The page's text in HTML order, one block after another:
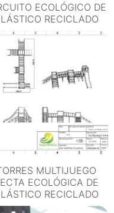
ECOLÓGICO DE
RECICLADO
MULTIJUEGO
ECOLÓGICA DE
RECICLADO